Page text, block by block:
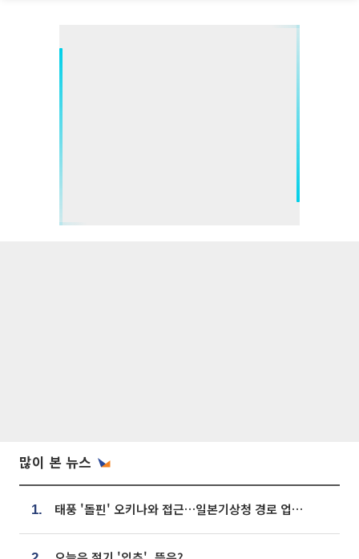
많이 본 뉴스
1. 태풍 '돌핀' 오키나와 접근…일본기상청 경로 업데이트